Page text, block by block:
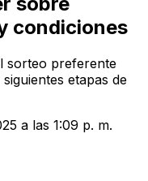
condiciones
sorteo preferente
etapas de
a las 1:09 p. m.